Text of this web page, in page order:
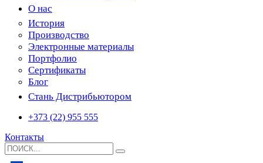
О нас
История
Производство
Электронные материалы
Портфолио
Сертификаты
Блог
Стань Дистрибьютором
+373 (22) 955 555
Контакты
Search
for: